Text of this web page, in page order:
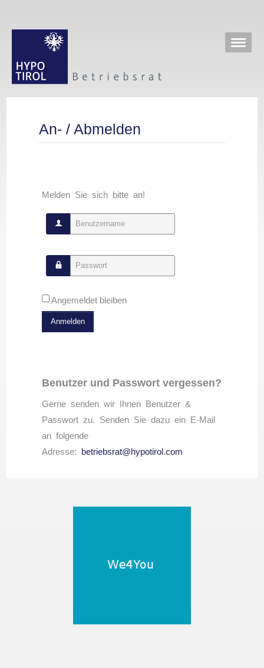
An- / Abmelden
Melden Sie sich bitte an!
Benutzername
Passwort
Angemeldet bleiben
Anmelden
Benutzer und Passwort vergessen?
Gerne senden wir Ihnen Benutzer &
Passwort zu. Senden Sie dazu ein E-Mail
an folgende
Adresse: betriebsrat@hypotirol.com